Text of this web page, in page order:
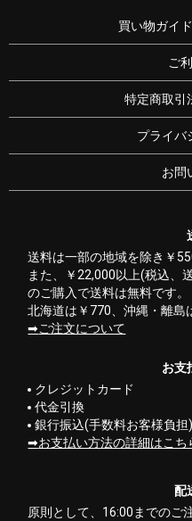
買い物ガイ
ご
特定商取引
プライバ
お問
送料は一部の地域を除き￥
また、￥22,000以上(税込、
のご購入で送料は無料です。
北海道は￥770、沖縄・離島
ご注文について
お支
クレジットカード
代金引換
銀行振込(手数料お客様負担)
お支払い方法の詳細はこち
配
原則として、16:00までのご